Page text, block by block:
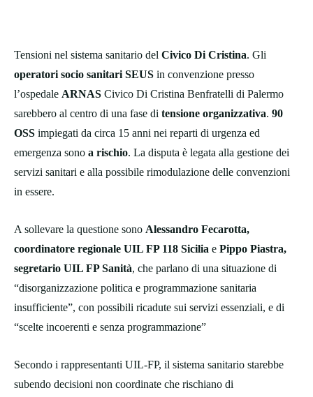
Tensioni nel sistema sanitario del Civico Di Cristina. Gli
operatori socio sanitari SEUS in convenzione presso
l’ospedale ARNAS Civico Di Cristina Benfratelli di Palermo
sarebbero al centro di una fase di tensione organizzativa. 90
OSS impiegati da circa 15 anni nei reparti di urgenza ed
emergenza sono a rischio. La disputa è legata alla gestione dei
servizi sanitari e alla possibile rimodulazione delle convenzioni
in essere.
A sollevare la questione sono Alessandro Fecarotta,
coordinatore regionale UIL FP 118 Sicilia e Pippo Piastra,
segretario UIL FP Sanità, che parlano di una situazione di
“disorganizzazione politica e programmazione sanitaria
insufficiente”, con possibili ricadute sui servizi essenziali, e di
“scelte incoerenti e senza programmazione”
Secondo i rappresentanti UIL-FP, il sistema sanitario starebbe
subendo decisioni non coordinate che rischiano di